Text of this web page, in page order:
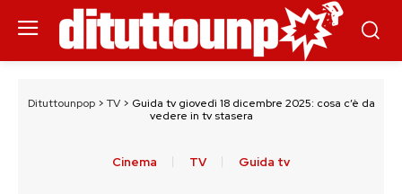
Dituttounpop> TV> Guida tv giovedì 18 dicembre 2025: cosa c’è da
vedere in tv stasera
Cinema TV Guida tv